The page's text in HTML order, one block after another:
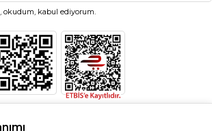
, okudum, kabul ediyorum.